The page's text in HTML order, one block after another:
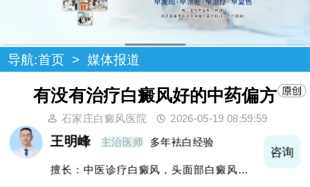
导航:首页 > 媒体报道
有没有治疗白癜风好的中药偏方
石家庄白癜风医院 2026-05-19 08:59:59
王明峰 主治医师 多年袪白经验
擅长：中医诊疗白癜风，头面部白癜风，青
咨询